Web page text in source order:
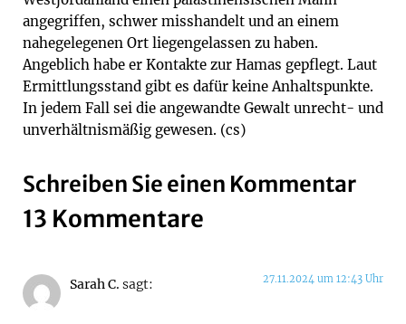
angegriffen, schwer misshandelt und an einem
nahegelegenen Ort liegengelassen zu haben.
Angeblich habe er Kontakte zur Hamas gepflegt. Laut
Ermittlungsstand gibt es dafür keine Anhaltspunkte.
In jedem Fall sei die angewandte Gewalt unrecht- und
unverhältnismäßig gewesen. (cs)
Schreiben Sie einen Kommentar
13 Kommentare
Sarah C. sagt: 27.11.2024 um 12:43 Uhr